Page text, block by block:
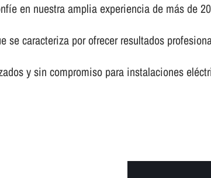
en nuestra amplia experiencia de más de
se caracteriza por ofrecer resultados
y sin compromiso para instalaciones